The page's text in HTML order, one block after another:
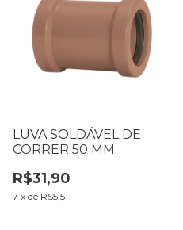
LUVA SOLDÁVEL DE
CORRER 50 MM
R$31,90
7 x de R$5,51